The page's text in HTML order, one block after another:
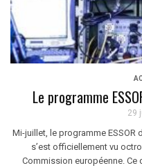
Le programme
29
Mi-juillet, le programme
s’est officiellement vu
Commission européenne.